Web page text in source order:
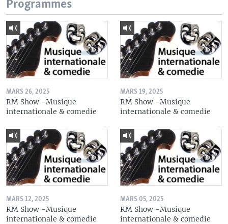
Programmes
MARS 26, 2025
RM Show -Musique
internationale & comedie
MARS 19, 2025
RM Show -Musique
internationale & comedie
MARS 12, 2025
RM Show -Musique
internationale & comedie
MARS 05, 2025
RM Show -Musique
internationale & comedie